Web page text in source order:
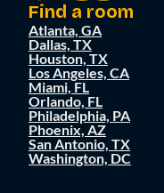
Find a room
Atlanta, GA
Dallas, TX
Houston, TX
Los Angeles, CA
Miami, FL
Orlando, FL
Philadelphia, PA
Phoenix, AZ
San Antonio, TX
Washington, DC